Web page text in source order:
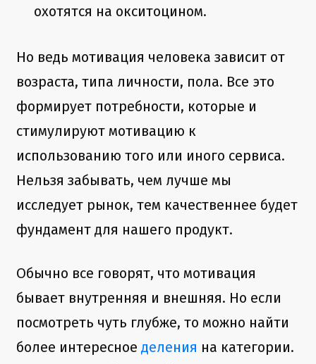
охотятся на окситоцином.
Но ведь мотивация человека зависит от
возраста, типа личности, пола. Все это
формирует потребности, которые и
стимулируют мотивацию к
использованию того или иного сервиса.
Нельзя забывать, чем лучше мы
исследует рынок, тем качественнее будет
фундамент для нашего продукт.
Обычно все говорят, что мотивация
бывает внутренняя и внешняя. Но если
посмотреть чуть глубже, то можно найти
более интересное деления на категории.